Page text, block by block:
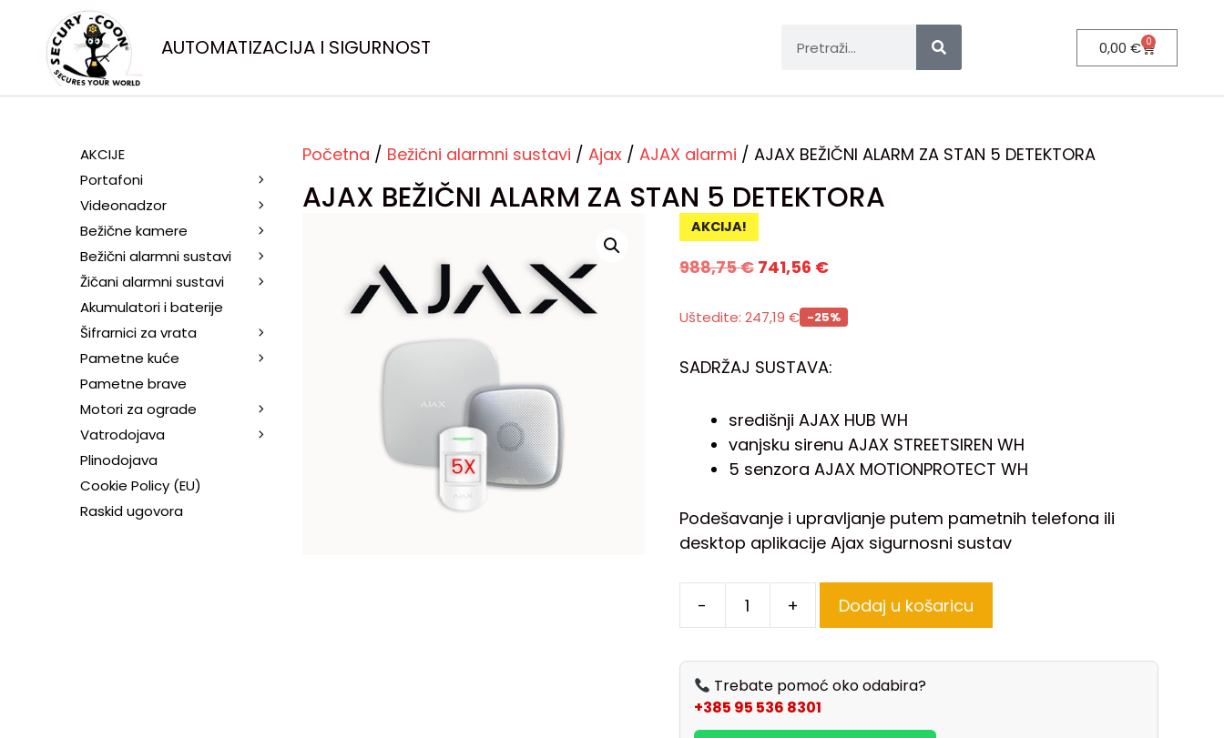
AUTOMATIZACIJA I SIGURNOST 0,00€ 0
Početna / Bežični alarmni sustavi / Ajax / AJAX alarmi / AJAX BEŽIČNI ALARM ZA STAN 5 DETEKTORA
AJAX BEŽIČNI ALARM ZA STAN 5 DETEKTORA
AKCIJA!
988,75€ 741,56 €
Uštedite: 247,19 € -25%
SADRŽAJ SUSTAVA:
središnji AJAX HUB WH
vanjsku sirenu AJAX STREETSIREN WH
5 senzora AJAX MOTIONPROTECT WH
Podešavanje i upravljanje putem pametnih telefona ili
desktop aplikacije Ajax sigurnosni sustav
- + Dodaj u košaricu
Trebate pomoć oko odabira?
+385 95 536 8301
AKCIJE
Portafoni
Videonadzor
Bežične kamere
Bežični alarmni sustavi
Žičani alarmni sustavi
Akumulatori i baterije
Šifrarnici za vrata
Pametne kuće
Pametne brave
Motori za ograde
Vatrodojava
Plinodojava
Cookie Policy (EU)
Raskid ugovora